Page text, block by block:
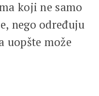
koji ne samo
nego određuju
uopšte može